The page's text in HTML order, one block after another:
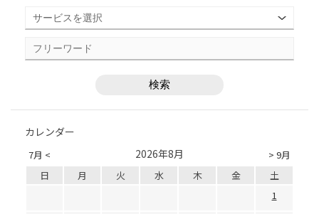
カレンダー
7月 < > 9月
2026年8月
日 月 火 水 木 金
土
1